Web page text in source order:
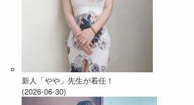
新人「やや」先生が着任！
(2026-06-30)